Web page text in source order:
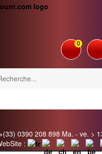
0
0390 208 898 Ma. - ve. >
: